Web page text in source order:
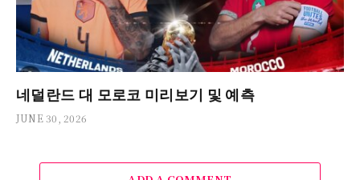
네덜란드 대 모로코 미리보기 및 예측
JUNE 30, 2026